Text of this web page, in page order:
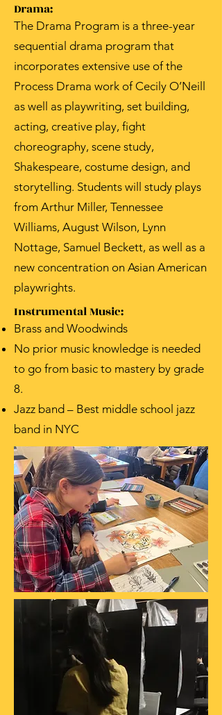
Drama:
The Drama Program is a three-year
sequential drama program that
incorporates extensive use of the
Process Drama work of Cecily O’Neill
as well as playwriting, set building,
acting, creative play, fight
choreography, scene study,
Shakespeare, costume design, and
storytelling. Students will study plays
from Arthur Miller, Tennessee
Williams, August Wilson, Lynn
Nottage, Samuel Beckett, as well as a
new concentration on Asian American
playwrights.
Instrumental Music:
Brass and Woodwinds
No prior music knowledge is needed
to go from basic to mastery by grade
8.
Jazz band – Best middle school jazz
band in NYC